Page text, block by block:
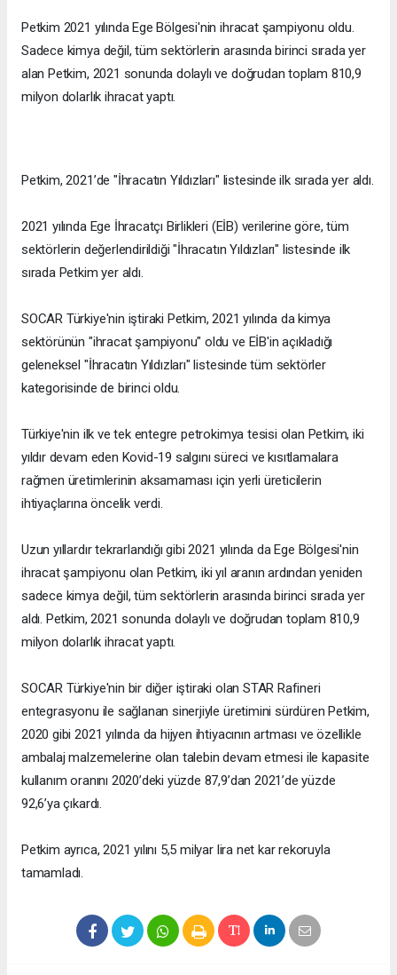
Petkim 2021 yılında Ege Bölgesi'nin ihracat şampiyonu oldu.
Sadece kimya değil, tüm sektörlerin arasında birinci sırada yer
alan Petkim, 2021 sonunda dolaylı ve doğrudan toplam 810,9
milyon dolarlık ihracat yaptı.
Petkim, 2021’de "İhracatın Yıldızları" listesinde ilk sırada yer aldı.
2021 yılında Ege İhracatçı Birlikleri (EİB) verilerine göre, tüm
sektörlerin değerlendirildiği "İhracatın Yıldızları" listesinde ilk
sırada Petkim yer aldı.
SOCAR Türkiye'nin iştiraki Petkim, 2021 yılında da kimya
sektörünün "ihracat şampiyonu" oldu ve EİB'in açıkladığı
geleneksel "İhracatın Yıldızları" listesinde tüm sektörler
kategorisinde de birinci oldu.
Türkiye'nin ilk ve tek entegre petrokimya tesisi olan Petkim, iki
yıldır devam eden Kovid-19 salgını süreci ve kısıtlamalara
rağmen üretimlerinin aksamaması için yerli üreticilerin
ihtiyaçlarına öncelik verdi.
Uzun yıllardır tekrarlandığı gibi 2021 yılında da Ege Bölgesi'nin
ihracat şampiyonu olan Petkim, iki yıl aranın ardından yeniden
sadece kimya değil, tüm sektörlerin arasında birinci sırada yer
aldı. Petkim, 2021 sonunda dolaylı ve doğrudan toplam 810,9
milyon dolarlık ihracat yaptı.
SOCAR Türkiye'nin bir diğer iştiraki olan STAR Rafineri
entegrasyonu ile sağlanan sinerjiyle üretimini sürdüren Petkim,
2020 gibi 2021 yılında da hijyen ihtiyacının artması ve özellikle
ambalaj malzemelerine olan talebin devam etmesi ile kapasite
kullanım oranını 2020’deki yüzde 87,9’dan 2021’de yüzde
92,6’ya çıkardı.
Petkim ayrıca, 2021 yılını 5,5 milyar lira net kar rekoruyla
tamamladı.